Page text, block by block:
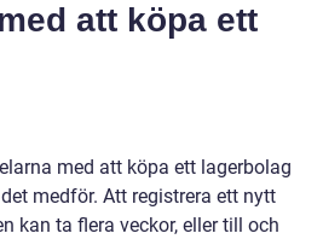
att köpa ett
med att köpa ett lagerbolag
medför. Att registrera ett nytt
kan ta flera veckor, eller till och